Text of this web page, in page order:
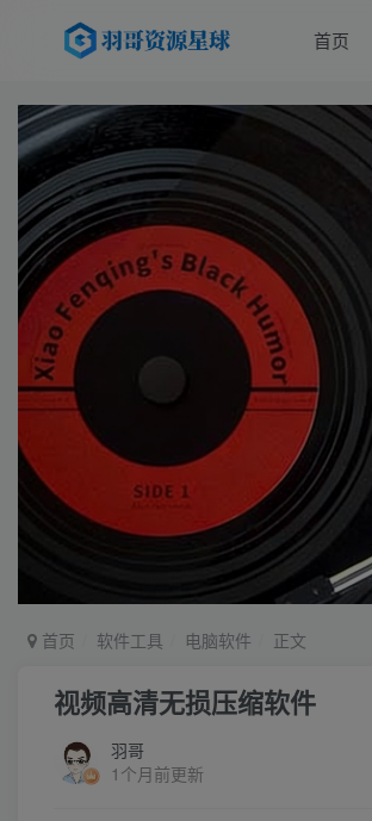
首页
首页 软件工具 电脑软件 正文
视频高清无损压缩软件
羽哥
1个月前更新